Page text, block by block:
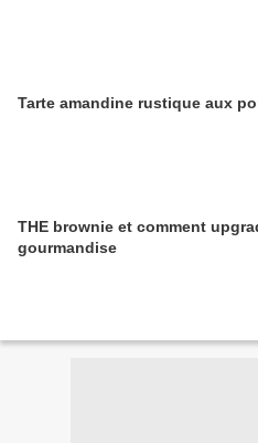
Tarte amandine rustique aux
THE brownie et comment
gourmandise